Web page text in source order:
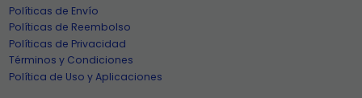
Políticas de Envío
Políticas de Reembolso
Políticas de Privacidad
Términos y Condiciones
Política de Uso y Aplicaciones